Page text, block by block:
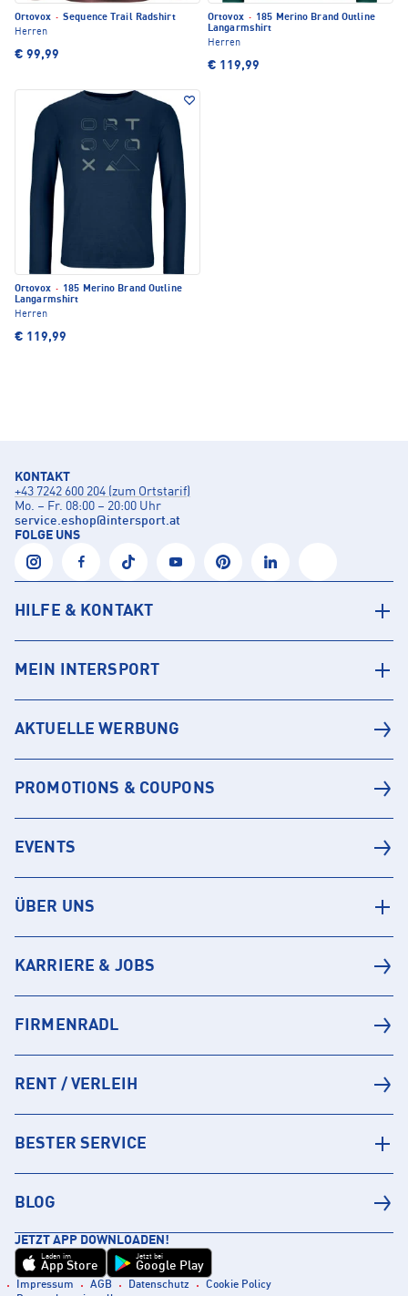
Ortovox · Sequence Trail Radshirt
Herren
€ 99,99
Ortovox · 185 Merino Brand Outline
Langarmshirt
Herren
€ 119,99
Ortovox · 185 Merino Brand Outline
Langarmshirt
Herren
€ 119,99
KONTAKT
+43 7242 600 204 (zum Ortstarif)
Mo. – Fr. 08:00 – 20:00 Uhr
service.eshop@intersport.at
FOLGE UNS
HILFE & KONTAKT
MEIN INTERSPORT
AKTUELLE WERBUNG
PROMOTIONS & COUPONS
EVENTS
ÜBER UNS
KARRIERE & JOBS
FIRMENRADL
RENT / VERLEIH
BESTER SERVICE
BLOG
JETZT APP DOWNLOADEN!
Laden im
App Store
Jetzt bei
Google Play
Impressum AGB Datenschutz
Cookie Policy